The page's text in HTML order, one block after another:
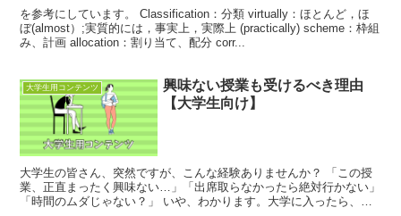
を参考にしています。 Classification：分類 virtually：ほとんど，ほ
ぼ(almost）;実質的には，事実上，実際上 (practically) scheme：枠組
み、計画 allocation：割り当て、配分 corr...
大学生用コンテンツ
興味ない授業も受けるべき理由
【大学生向け】
大学生の皆さん、突然ですが、こんな経験ありませんか？ 「この授
業、正直まったく興味ない…」「出席取らなかったら絶対行かない」
「時間のムダじゃない？」 いや、わかります。大学に入ったら、自